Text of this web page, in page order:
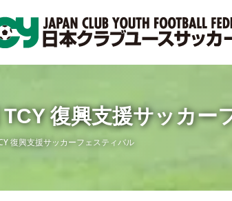
復興支援サッカー
復興支援サッカーフェスティバル